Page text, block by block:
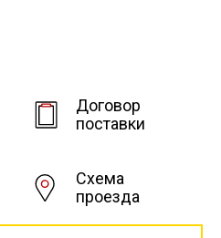
Договор
поставки
Схема
проезда